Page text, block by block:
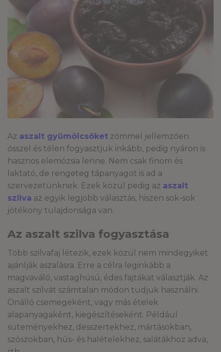
Az aszalt gyümölcsöket zömmel jellemzően
ősszel és télen fogyasztjuk inkább, pedig nyáron is
hasznos elemózsia lenne. Nem csak finom és
laktató, de rengeteg tápanyagot is ad a
szervezetünknek. Ezek közül pedig az aszalt
szilva az egyik legjobb választás, hiszen sok-sok
jótékony tulajdonsága van.
Az aszalt szilva fogyasztása
Több szilvafaj létezik, ezek közül nem mindegyiket
ajánlják aszalásra. Erre a célra leginkább a
magvaváló, vastaghúsú, édes fajtákat választják. Az
aszalt szilvát számtalan módon tudjuk használni.
Önálló csemegeként, vagy más ételek
alapanyagaként, kiegészítéseként. Például
süteményekhez, desszertekhez, mártásokban,
szószokban, hús- és halételekhez, salátákhoz adva,